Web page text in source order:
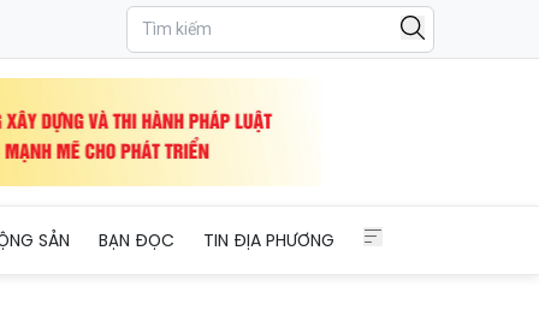
SẢN BẠN ĐỌC TIN ĐỊA PHƯƠNG